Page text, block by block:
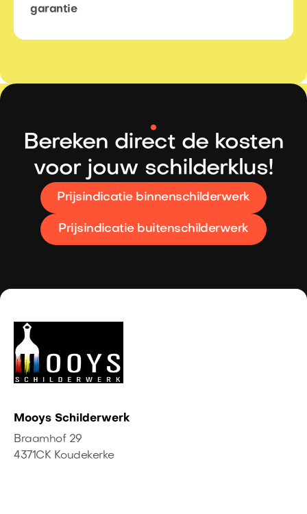
garantie
Bereken direct de kosten
voor jouw schilderklus!
Prijsindicatie binnenschilderwerk
Prijsindicatie buitenschilderwerk
Mooys Schilderwerk
Braamhof 29
4371CK Koudekerke